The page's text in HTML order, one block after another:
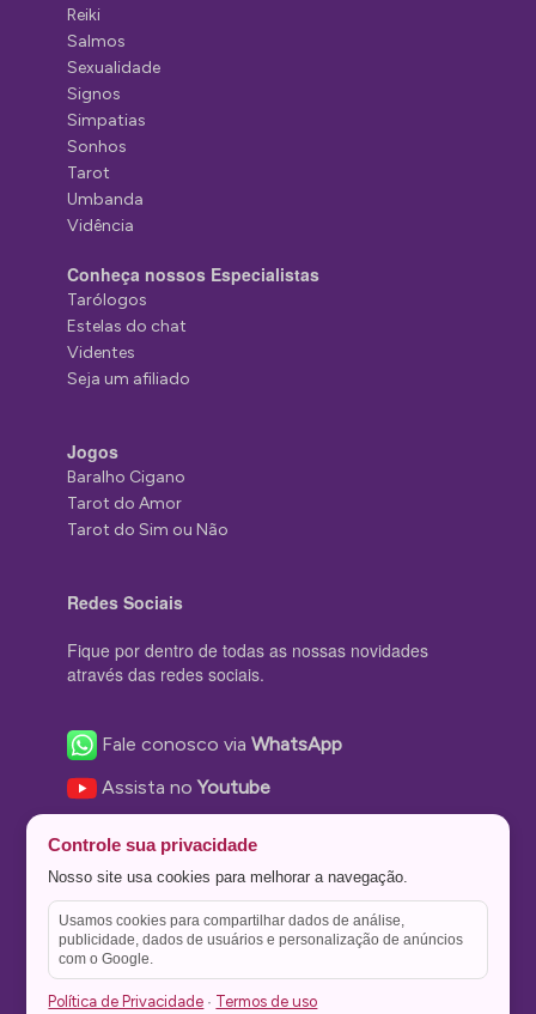
Reiki
Salmos
Sexualidade
Signos
Simpatias
Sonhos
Tarot
Umbanda
Vidência
Conheça nossos Especialistas
Tarólogos
Estelas do chat
Videntes
Seja um afiliado
Jogos
Baralho Cigano
Tarot do Amor
Tarot do Sim ou Não
Redes Sociais
Fique por dentro de todas as nossas novidades
através das redes sociais.
Fale conosco viaWhatsApp
Assista noYoutube
Nos siga no Instagram
Nos siga noTwitter
Salve no
Controle sua privacidade
Nosso site usa cookies para melhorar a navegação.
Usamos cookies para compartilhar dados de análise,
publicidade, dados de usuários e personalização de anúncios
com o Google.
Política de Privacidade · Termos de uso